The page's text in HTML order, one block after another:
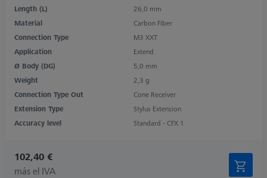
Length (L)
26,0 mm
Material
Carbon Fiber
Connection Type
M3 XXT
Application
Extend
Ø Body (DG)
5,0 mm
Weight
2,3 g
Connection Type Out
Cone Receiver
Extension Type
Stylus Extension
Accuracy level
Standard - CFX 1
102,40 €
más el IVA